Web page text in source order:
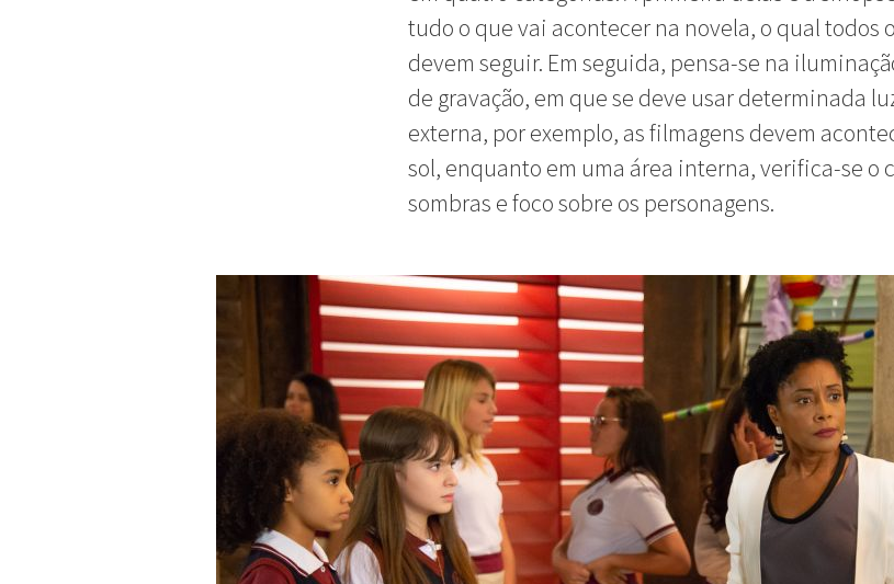
tudo o que vai acontecer na novela, o qual todos
devem seguir. Em seguida, pensa-se na
de gravação, em que se deve usar determinada
externa, por exemplo, as filmagens devem
sol, enquanto em uma área interna, verifica-se o
sombras e foco sobre os personagens.